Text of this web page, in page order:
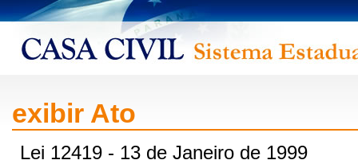
exibir Ato
Lei 12419 - 13 de Janeiro de 1999